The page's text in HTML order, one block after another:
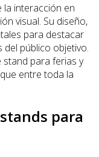
la interacción en
visual. Su diseño,
para destacar
público objetivo.
stand para ferias y
entre toda la
para